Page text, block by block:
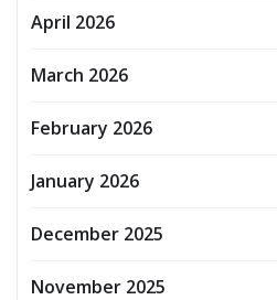
April 2026
March 2026
February 2026
January 2026
December 2025
November 2025